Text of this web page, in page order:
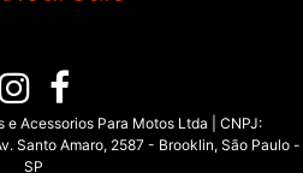
e Acessorios Para Motos Ltda | CNPJ:
Santo Amaro, 2587 - Brooklin, São Paulo -
SP